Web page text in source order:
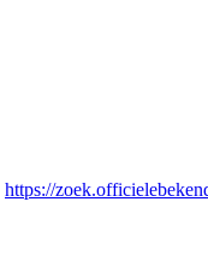
https://